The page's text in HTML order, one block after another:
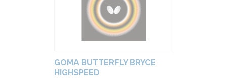
GOMA BUTTERFLY BRYCE
HIGHSPEED